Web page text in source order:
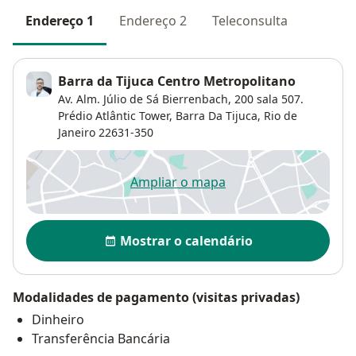
Endereço 1 Endereço 2 Teleconsulta
Barra da Tijuca Centro Metropolitano
Av. Alm. Júlio de Sá Bierrenbach, 200 sala 507.
Prédio Atlântic Tower, Barra Da Tijuca, Rio de
Janeiro 22631-350
Ampliar o mapaabre num novo separador
Disponibilidade
Mostrar o calendário
Modalidades de pagamento (visitas privadas)
Dinheiro
Transferência Bancária